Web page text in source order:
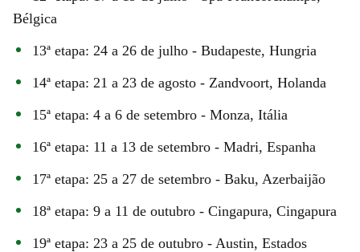
Bélgica
13ª etapa: 24 a 26 de julho - Budapeste, Hungria
14ª etapa: 21 a 23 de agosto - Zandvoort, Holanda
15ª etapa: 4 a 6 de setembro - Monza, Itália
16ª etapa: 11 a 13 de setembro - Madri, Espanha
17ª etapa: 25 a 27 de setembro - Baku, Azerbaijão
18ª etapa: 9 a 11 de outubro - Cingapura, Cingapura
19ª etapa: 23 a 25 de outubro - Austin, Estados